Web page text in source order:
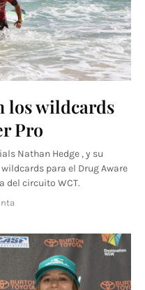
los wildcards
Pro
Nathan Hedge , y su
para el Drug Aware
del circuito WCT.